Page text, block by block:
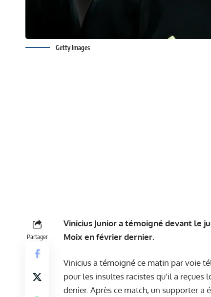
Getty Images
Partager
Vinicius Junior a témoigné devant le
Moix en février dernier.
Vinicius a témoigné ce matin par voie
pour les insultes racistes qu'il a reçues
denier. Après ce match, un supporter